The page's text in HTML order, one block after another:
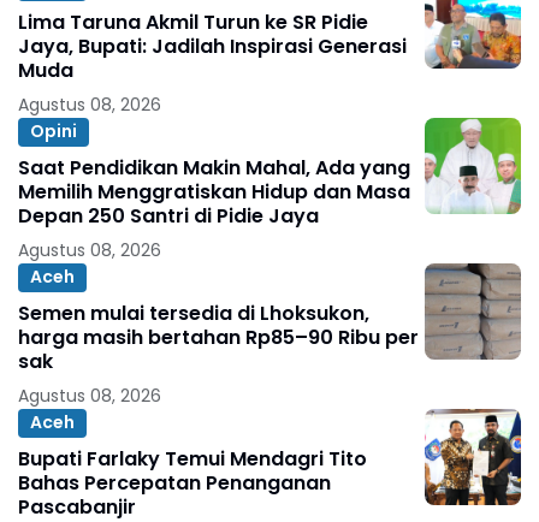
Lima Taruna Akmil Turun ke SR Pidie
Jaya, Bupati: Jadilah Inspirasi Generasi
Muda
Agustus 08, 2026
Opini
Saat Pendidikan Makin Mahal, Ada yang
Memilih Menggratiskan Hidup dan Masa
Depan 250 Santri di Pidie Jaya
Agustus 08, 2026
Aceh
Semen mulai tersedia di Lhoksukon,
harga masih bertahan Rp85–90 Ribu per
sak
Agustus 08, 2026
Aceh
Bupati Farlaky Temui Mendagri Tito
Bahas Percepatan Penanganan
Pascabanjir